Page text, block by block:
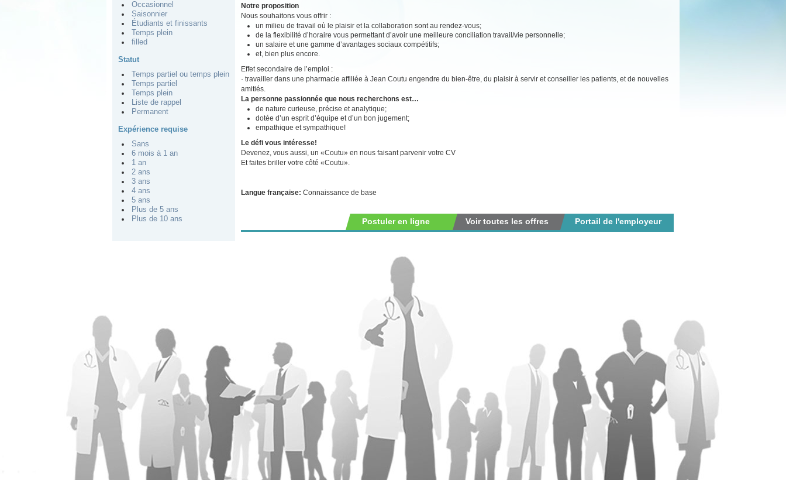
Occasionnel
Saisonnier
Étudiants et finissants
Temps plein
filled
Statut
Temps partiel ou temps plein
Temps partiel
Temps plein
Liste de rappel
Permanent
Expérience requise
Sans
6 mois à 1 an
1 an
2 ans
3 ans
4 ans
5 ans
Plus de 5 ans
Plus de 10 ans
Notre proposition
Nous souhaitons vous offrir :
un milieu de travail où le plaisir et la collaboration sont au rendez-vous;
de la flexibilité d’horaire vous permettant d’avoir une meilleure conciliation travail/vie personnelle;
un salaire et une gamme d’avantages sociaux compétitifs;
et, bien plus encore.
Effet secondaire de l’emploi :
· travailler dans une pharmacie affiliée à Jean Coutu engendre du bien-être, du plaisir à servir et conseiller les patients, et de nouvelles
amitiés.
La personne passionnée que nous recherchons est…
de nature curieuse, précise et analytique;
dotée d’un esprit d’équipe et d’un bon jugement;
empathique et sympathique!
Le défi vous intéresse!
Devenez, vous aussi, un «Coutu» en nous faisant parvenir votre CV
Et faites briller votre côté «Coutu».
Langue française: Connaissance de base
Portail de l'employeur
Voir toutes les offres
Postuler en ligne